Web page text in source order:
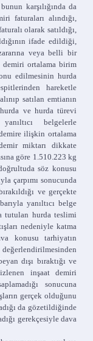
karşılığında da
faturaları alındığı,
olarak satıldığı,
ifade edildiği,
veya belli bir
ortalama birim
edilmesinin hurda
hareketle
satılan emtianın
ve hurda türevi
belgelerle
ilişkin ortalama
miktarı dikkate
göre 1.510.223 kg
söz konusu
çarpımı sonucunda
ve gerçekte
yanıltıcı belge
tutulan hurda teslimi
nedeniyle katma
konusu tarhiyatın
dışı bıraktığı ve
inşaat demiri
sonucuna
gerçek olduğunu
da gözetildiğinde
gerekçesiyle dava